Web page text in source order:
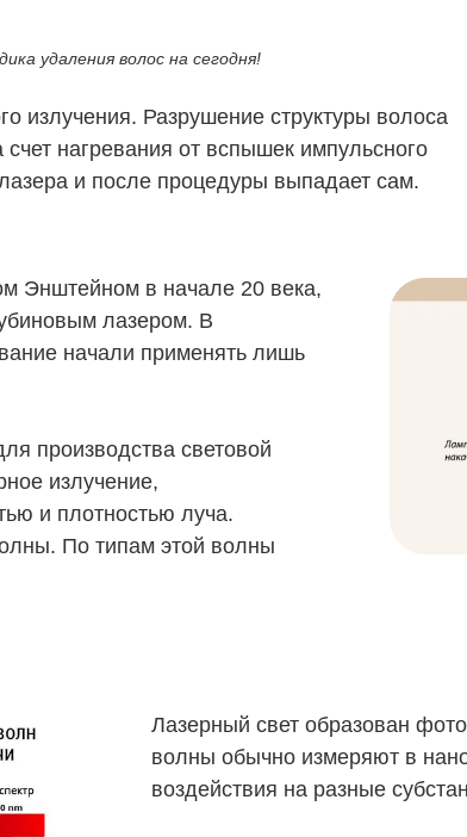
удаления волос на сегодня!
излучения. Разрушение структуры волоса
нагревания от вспышек импульсного
и после процедуры выпадает сам.
Энштейном в начале 20 века,
лазером. В
начали применять лишь
производства световой
излучение,
и плотностью луча.
По типам этой волны
Лазерный свет образован
волны обычно измеряют в
воздействия на разные